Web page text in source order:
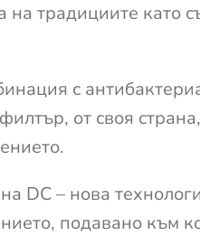
традициите като
с
от своя
DC – нова
подавано към